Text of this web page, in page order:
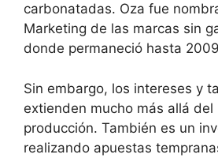
carbonatadas. Oza fue
Marketing de las marcas sin
donde permaneció hasta
Sin embargo, los intereses y
extienden mucho más allá del
producción. También es un
realizando apuestas